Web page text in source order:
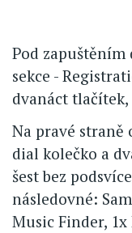
Pod
sekce -
dvanáct
Na pravé straně
dial kolečko a
šest bez
následovné:
Music Finder,